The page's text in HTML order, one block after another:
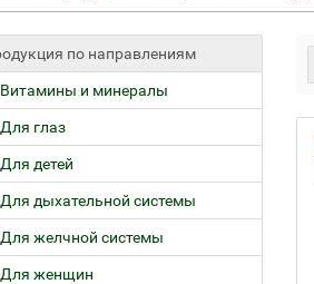
по направлениям
и минералы
глаз
детей
дыхательной системы
желчной системы
женщин